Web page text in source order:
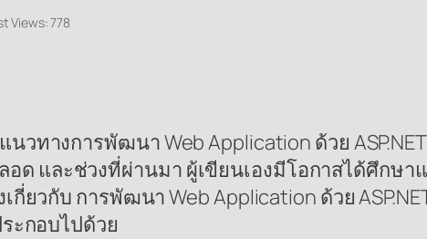
Views:778
ทางการพัฒนา Web Application ด้วย
อด และช่วงที่ผ่านมา ผู้เขียนเองมีโอกาสได้ศึกษา
ยวกับ การพัฒนา Web Application ด้วย
ะกอบไปด้วย